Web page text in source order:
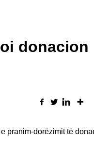
donacion
pranim-dorëzimit të